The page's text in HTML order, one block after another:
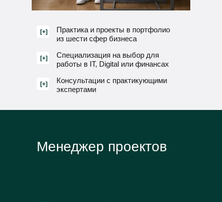
[+]
Практика и проекты в портфолио
из шести сфер бизнеса
[+]
Специализация на выбор для
работы в IT, Digital или финансах
[+]
Консультации с практикующими
экспертами
Менеджер проектов